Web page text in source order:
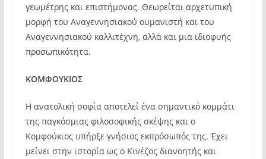
γεωμέτρης και επιστήμονας. Θεωρείται αρχετυπική
μορφή του Αναγεννησιακού ουμανιστή και του
Αναγεννησιακού καλλιτέχνη, αλλά και μια ιδιοφυής
προσωπικότητα.
ΚΟΜΦΟΥΚΙΟΣ
Η ανατολική σοφία αποτελεί ένα σημαντικό κομμάτι
της παγκόσμιας φιλοσοφικής σκέψης και ο
Κομφούκιος υπήρξε γνήσιος εκπρόσωπός της. Έχει
μείνει στην ιστορία ως ο Κινέζος διανοητής και